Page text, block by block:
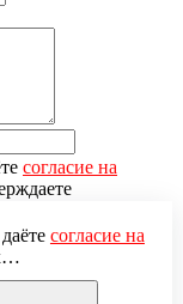
согласие на
согласие на
сведения о
т. п.)